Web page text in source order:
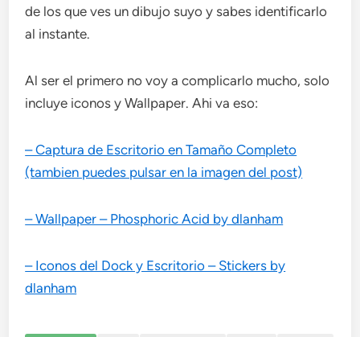
de los que ves un dibujo suyo y sabes identificarlo
al instante.
Al ser el primero no voy a complicarlo mucho, solo
incluye iconos y Wallpaper. Ahi va eso:
– Captura de Escritorio en Tamaño Completo
(tambien puedes pulsar en la imagen del post)
– Wallpaper – Phosphoric Acid by dlanham
– Iconos del Dock y Escritorio – Stickers by
dlanham